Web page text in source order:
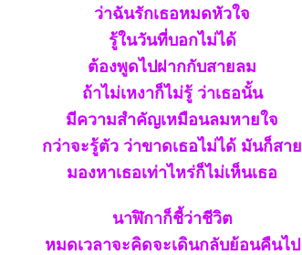
ว่าฉันรักเธอหมดหัวใจ
รู้ในวันที่บอกไม่ได้
ต้องพูดไปฝากกับสายลม
ถ้าไม่เหงาก็ไม่รู้ ว่าเธอนั้น
มีความสำคัญเหมือนลมหายใจ
กว่าจะรู้ตัว ว่าขาดเธอไม่ได้ มันก็สา
มองหาเธอเท่าไหร่ก็ไม่เห็นเธอ
นาฬิกาก็ชี้ว่าชีวิต
หมดเวลาจะคิดจะเดินกลับย้อนคืนไป